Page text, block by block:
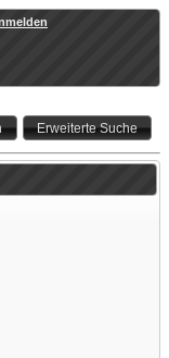
Erweiterte Suche